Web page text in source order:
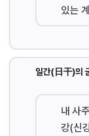
있는
일간(日干)의
내 사
강(신